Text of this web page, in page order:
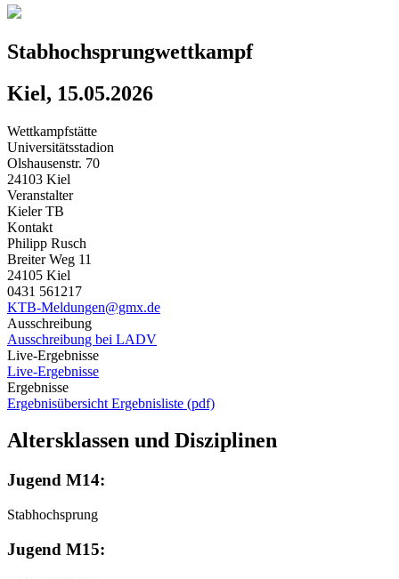
Stabhochsprungwettkampf
Kiel, 15.05.2026
Wettkampfstätte
Universitätsstadion
Olshausenstr. 70
24103 Kiel
Veranstalter
Kieler TB
Kontakt
Philipp Rusch
Breiter Weg 11
24105 Kiel
0431 561217
KTB-Meldungen@gmx.de
Ausschreibung
Ausschreibung bei LADV
Live-Ergebnisse
Live-Ergebnisse
Ergebnisse
Ergebnisübersicht Ergebnisliste (pdf)
Altersklassen und Disziplinen
Jugend M14:
Stabhochsprung
Jugend M15: